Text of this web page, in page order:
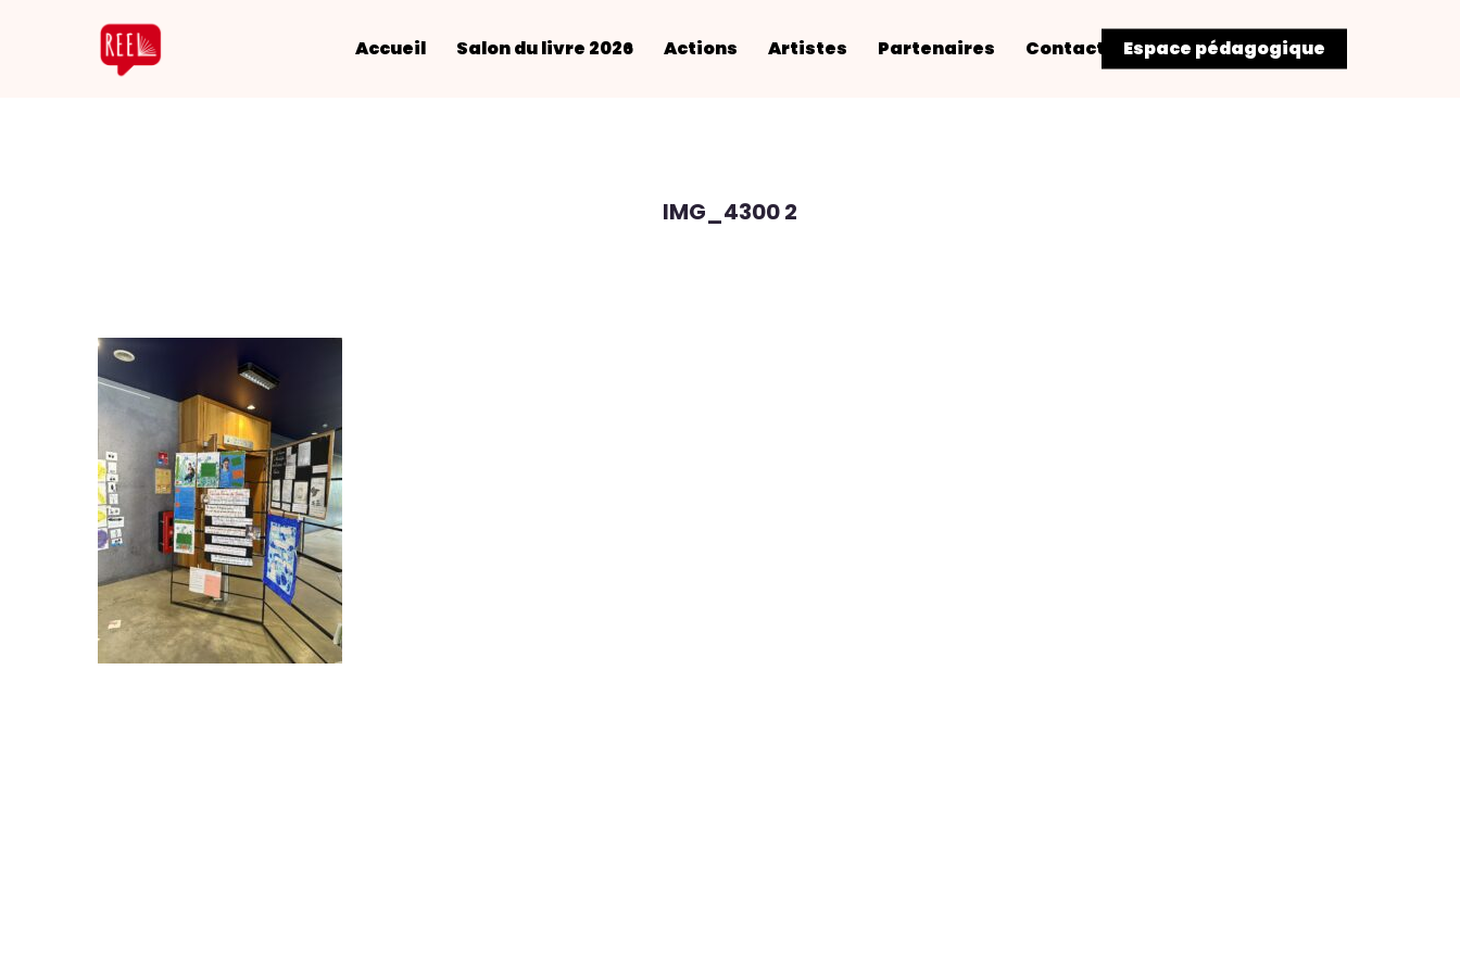
Accueil Salon du livre 2026 Actions Artistes Partenaires Contact Espace pédagogique
IMG_4300 2